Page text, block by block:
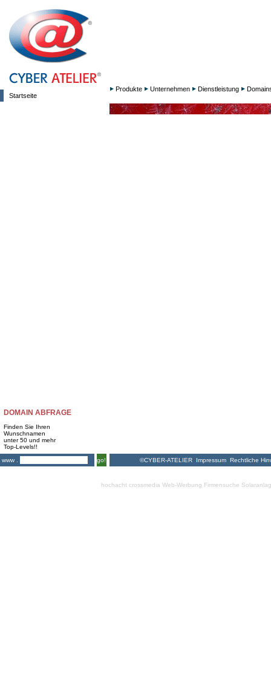
Startseite
DOMAIN ABFRAGE
Finden Sie Ihren
Wunschnamen
unter 50 und mehr
Top-Levels!!
www .
go!
Produkte Unternehmen Dienstleistung
©CYBER-ATELIER Impressum Rechtliche
hochacht crossmedia Web-Werbung Firmensuche